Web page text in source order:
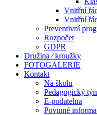
Vnitřní
Vnitřní
Preventivní
Rozpočet
GDPR
Družina ⁄ kroužky
FOTOGALERIE
Kontakt
Na školu
Pedagogický
E-podatelna
Povinné